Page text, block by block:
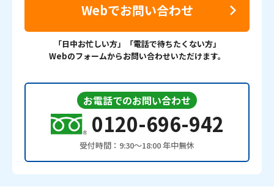
Webでお問い合わせ
「日中お忙しい方」「電話で待ちたくない方」
Webのフォームからお問い合わせいただけます。
お電話でのお問い合わせ
0120-696-942
受付時間：9:30〜18:00 年中無休